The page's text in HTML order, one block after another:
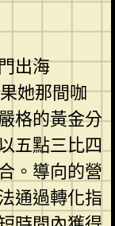
出海
她那間咖
格的黃金分
五點三比四
。導向的營
通過轉化指